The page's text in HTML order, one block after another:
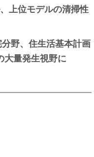
上位モデルの清掃性
野、住生活基本計画
大量発生視野に